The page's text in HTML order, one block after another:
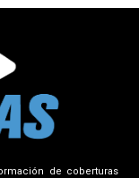
de coberturas